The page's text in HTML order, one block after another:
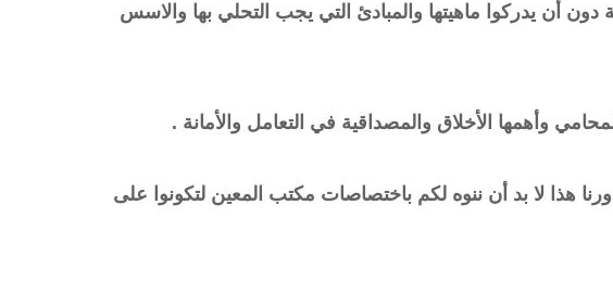
دون أن يدركوا ماهيتها والمبادئ التي يجب التحلي بها والاسس
وأهمها الأخلاق والمصداقية في التعامل والأمانة .
هذا لا بد أن ننوه لكم باختصاصات مكتب المعين لتكونوا على